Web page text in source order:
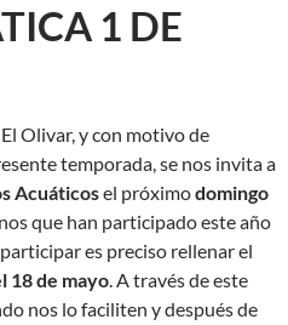
1 DE
Olivar, y con motivo de
temporada, se nos invita a
Acuáticosel próximodomingo
que han participado este año
es preciso rellenar el
18 de mayo. A través de este
nos lo faciliten y después de